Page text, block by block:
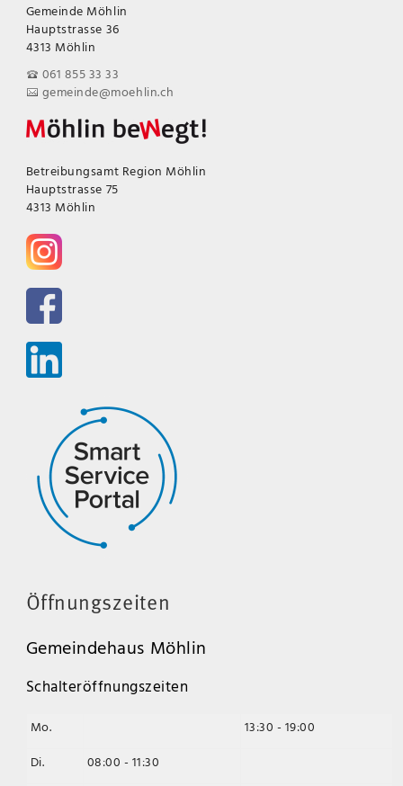
Gemeinde Möhlin
Hauptstrasse 36
4313 Möhlin
061 855 33 33
gemeinde@moehlin.ch
Betreibungsamt Region Möhlin
Hauptstrasse 75
4313 Möhlin
Öffnungszeiten
Gemeindehaus Möhlin
Schalteröffnungszeiten
Mo.
13:30 - 19:00
Di.
08:00 - 11:30